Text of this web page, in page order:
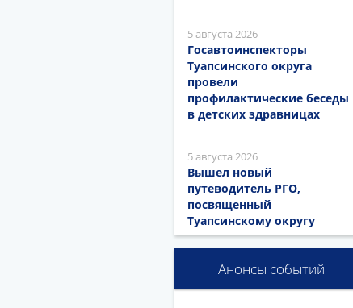
5 августа 2026
Госавтоинспекторы
Туапсинского округа
провели
профилактические беседы
в детских здравницах
5 августа 2026
Вышел новый
путеводитель РГО,
посвященный
Туапсинскому округу
Анонсы событий